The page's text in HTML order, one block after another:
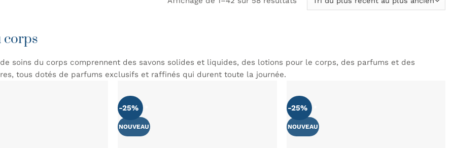
plus
corps
soins du corps comprennent des savons solides et liquides, des lotions pour le corps, des parfums et des
tous dotés de parfums exclusifs et raffinés qui durent toute la journée.
-25%
NOUVEAU
-25%
NOUVEAU